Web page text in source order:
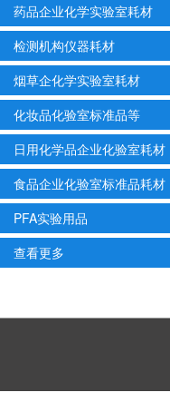
药品企业化学实验室耗材
检测机构仪器耗材
烟草企化学实验室耗材
化妆品化验室标准品等
日用化学品企业化验室耗材
食品企业化验室标准品耗材
PFA实验用品
查看更多